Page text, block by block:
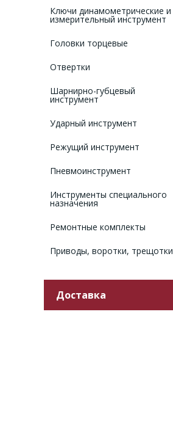
Ключи динамометрические и
измерительный инструмент
Головки торцевые
Отвертки
Шарнирно-губцевый
инструмент
Ударный инструмент
Режущий инструмент
Пневмоинструмент
Инструменты специального
назначения
Ремонтные комплекты
Приводы, воротки, трещотки
Доставка